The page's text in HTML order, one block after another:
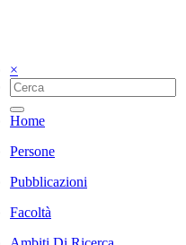
×
Home
Persone
Pubblicazioni
Facoltà